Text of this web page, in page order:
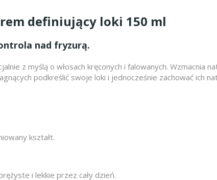
definiujący loki 150 ml
nad fryzurą.
z myślą o włosach kręconych i falowanych. Wzmacnia
podkreślić swoje loki i jednocześnie zachować ich
kształt.
i lekkie przez cały dzień.